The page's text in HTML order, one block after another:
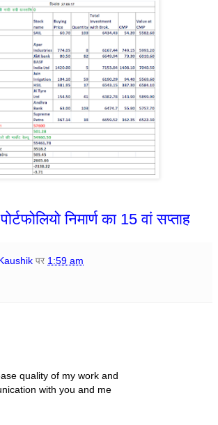
निमार्ण का 15 वां सप्ताह
पर 1:59 am
quality of my work and
with you and me